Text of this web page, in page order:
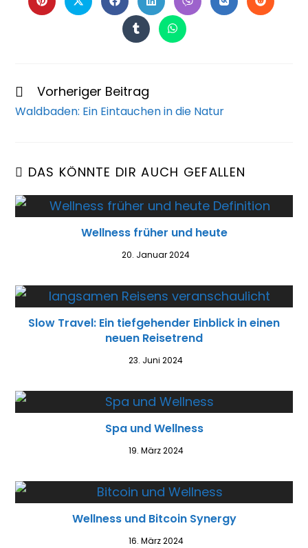
Vorheriger Beitrag
Waldbaden: Ein Eintauchen in die Natur
DAS KÖNNTE DIR AUCH GEFALLEN
Wellness früher und heute
20. Januar 2024
Slow Travel: Ein tiefgehender Einblick in einen
neuen Reisetrend
23. Juni 2024
Spa und Wellness
19. März 2024
Wellness und Bitcoin Synergy
16. März 2024